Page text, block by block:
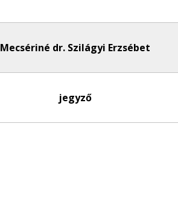
Mecsériné dr. Szilágyi Erzsébet
jegyző